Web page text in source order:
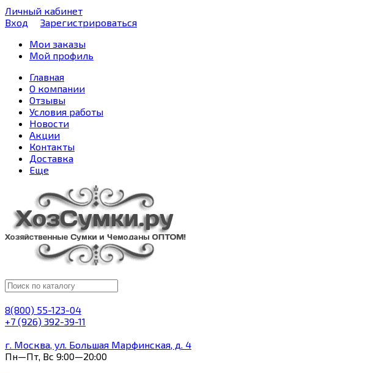
Личный кабинет
Вход
Зарегистрироваться
Мои заказы
Мой профиль
Главная
О компании
Отзывы
Условия работы
Новости
Акции
Контакты
Доставка
Еще
8(800) 55-123-04
+7 (926) 392-39-11
г. Москва, ул. Большая Марфинская, д. 4
Пн—Пт, Вс 9:00—20:00